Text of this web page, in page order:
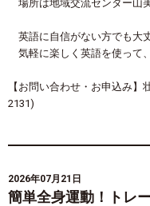
場所は地域交流センター山
英語に自信がない方でも大
気軽に楽しく英語を使って
【お問い合わせ・お申込み
2131)
2026年07月21日
簡単全身運動！トレ